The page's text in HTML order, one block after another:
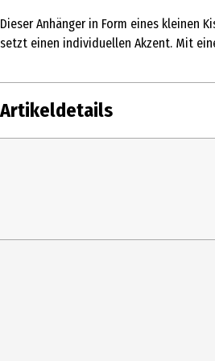
Dieser Anhänger in Form eines kleinen
setzt einen individuellen Akzent. Mit
Artikeldetails